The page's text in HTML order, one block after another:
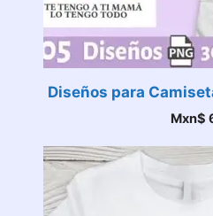
Diseños para
Mxn$